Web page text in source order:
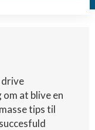
drive
at blive en
tips til